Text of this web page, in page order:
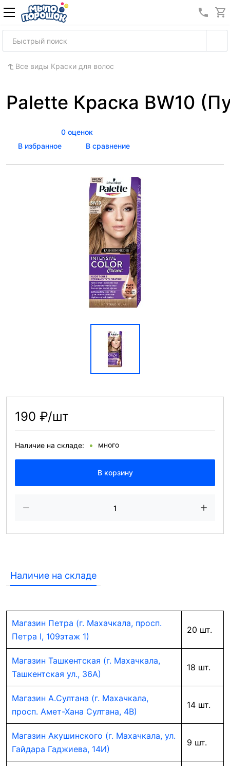
8
Все виды Краски для волос
Palette Краска BW10
0 оценок
В избранное
В сравнение
190 ₽/шт
Наличие на складе: много
В корзину
Наличие на складе
Магазин Петра (г. Махачкала, просп.
Петра I, 109этаж 1)
20 шт.
Магазин Ташкентская (г. Махачкала,
Ташкентская ул., 36А)
18 шт.
Магазин А.Султана (г. Махачкала,
просп. Амет-Хана Султана, 4В)
14 шт.
Магазин Акушинского (г. Махачкала, ул.
Гайдара Гаджиева, 14И)
9 шт.